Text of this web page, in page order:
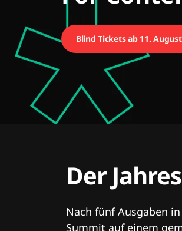
Blind Tickets ab 11.
Der
Nach fünf Ausgaben
Summit auf einem